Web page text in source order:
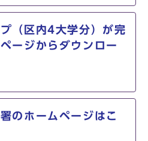
（区内4大学分）が完
ージからダウンロー
のホームページはこ